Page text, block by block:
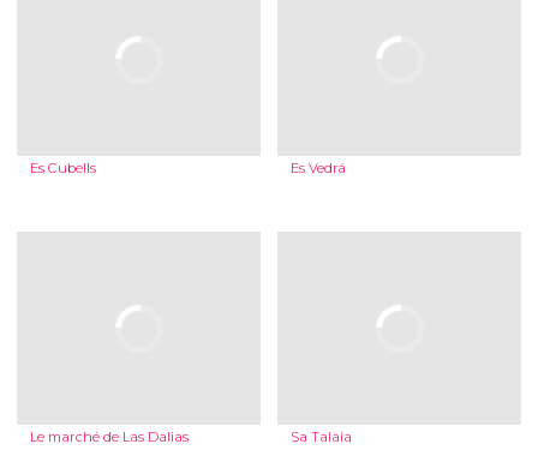
Es Cubells Es Vedrá
Le marché de Las Dalias Sa Talaia